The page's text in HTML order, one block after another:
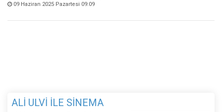
09 Haziran 2025 Pazartesi 09:09
ALİ ULVİ İLE SİNEMA